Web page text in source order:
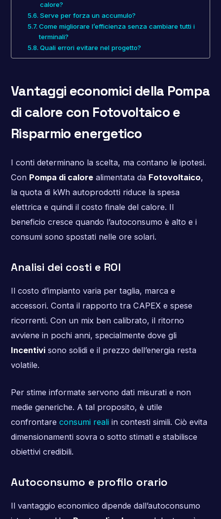
calore?
Serve per forza un accumulo?
Come migliorare l’efficienza senza cambiare tutti i
terminali?
Quali errori evitare nel progetto?
Vantaggi economici della Pompa
di calore con Fotovoltaico e
Risparmio energetico
I conti determinano la scelta, ma contano le ipotesi.
Con Pompa di calorealimentata da Fotovoltaico,
la quota di kWh autoprodotti riduce la spesa
elettrica e quindi il costo finale del calore. Il
beneficio cresce quando l’autoconsumo è alto e i
consumi sono spostati nelle ore solari.
Analisi dei costi e ROI
Il costo d’impianto varia per taglia, marca e
accessori. Conta il rapporto tra CAPEX e spese
ricorrenti. Con un mix ben calibrato, il ritorno
avviene in pochi anni, specialmente dove gli
Incentivisono solidi e il prezzo dell’energia resta
volatile.
Per stime informate servono dati misurati e non
medie generiche. A tal proposito, è utile
confrontare consumi realiin contesti simili. Ciò evita
dimensionamenti sovra o sotto stimati e stabilisce
obiettivi credibili.
Autoconsumo e profilo orario
Il vantaggio economico dipende dall’autoconsumo